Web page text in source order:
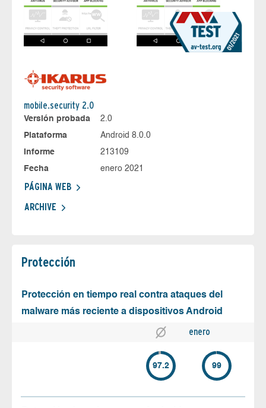
mobile.security 2.0
Versión probada
2.0
Plataforma
Android 8.0.0
Informe
213109
Fecha
enero 2021
PÁGINA WEB
ARCHIVE
Protección
Protección en tiempo real contra ataques del
malware más reciente a dispositivos Android
enero
97.2 99